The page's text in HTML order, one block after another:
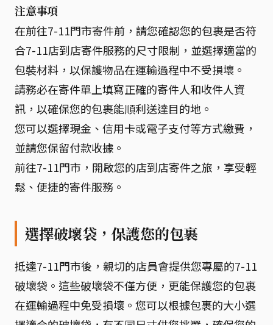
注意事項
在前往7-11門市寄件前，請您確認您的包裹是否符
合7-11店到店寄件服務的尺寸限制，並選擇適當的
包裝材料，以保護物品在運輸過程中不受損壞。
請務必在寄件單上填寫正確的寄件人和收件人資
訊，以確保您的包裹能順利送達目的地。
您可以選擇現金、信用卡或電子支付等方式繳費，
並請您保留付款收據。
前往7-11門市，開啟您的店到店寄件之旅，享受輕
鬆、便捷的寄件服務。
選擇破壞袋，保護您的包裹
抵達7-11門市後，親切的店員會提供您專屬的7-11
破壞袋。這些破壞袋不僅方便，更能保護您的包裹
在運輸過程中免受損壞。您可以根據包裹的大小選